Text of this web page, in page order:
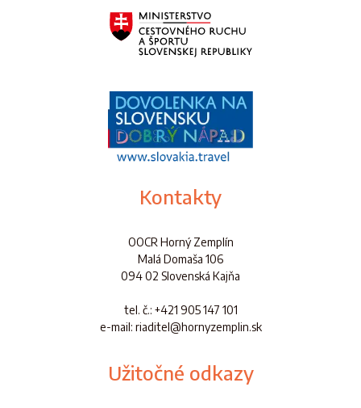
Kontakty
OOCR Horný Zemplín
Malá Domaša 106
094 02 Slovenská Kajňa
tel. č.: +421 905 147 101
e-mail: riaditel@hornyzemplin.sk
Užitočné odkazy